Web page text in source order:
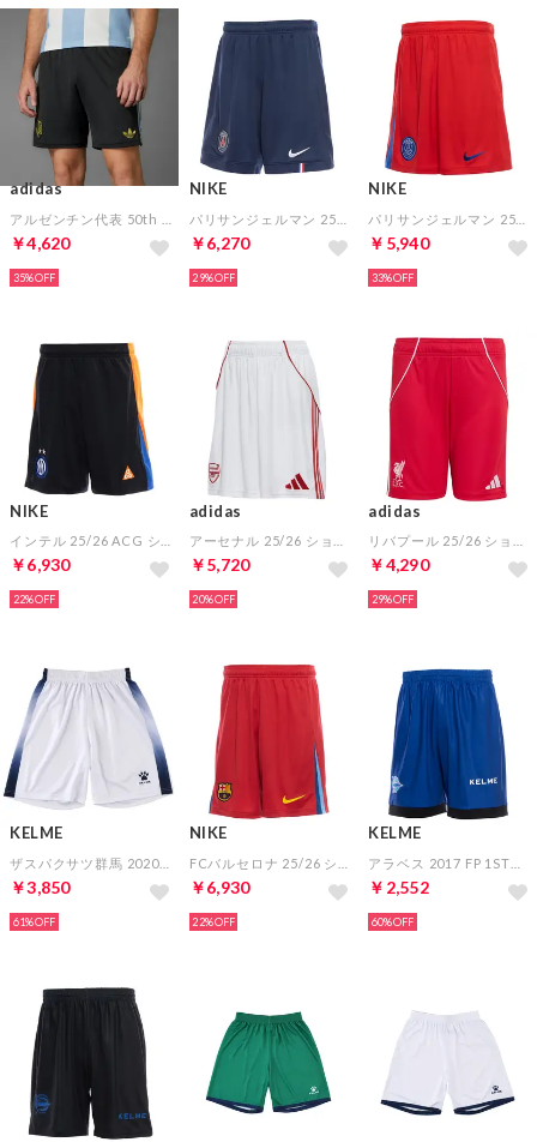
adidas
￥4,620
35%
NIKE
￥6,270
29%
NIKE
￥5,940
33%
NIKE
￥6,930
22%
adidas
￥5,720
20%
adidas
￥4,290
29%
KELME
ザスパクサツ群馬 2020 FP 2ND オーセンティックパンツ
￥3,850
61%
NIKE
￥6,930
22%
KELME
￥2,552
60%